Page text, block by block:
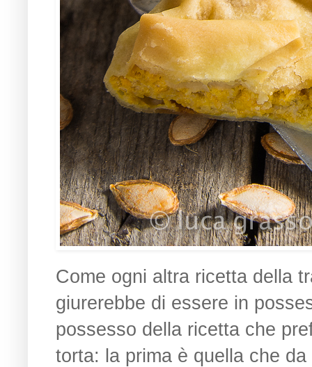
Come ogni altra ricetta della
giurerebbe di essere in
possesso della ricetta che
torta: la prima è quella che